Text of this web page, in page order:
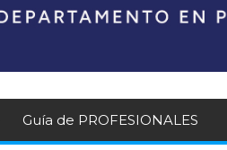
Guía de PROFESIONALES